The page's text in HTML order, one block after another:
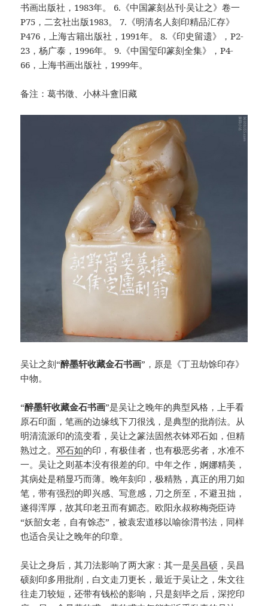
书画出版社，1983年。 6.《中国篆刻丛刊·吴让之》卷一
P75，二玄社出版1983。 7.《明清名人刻印精品汇存》
P476，上海古籍出版社，1991年。 8.《印史留遗》，P2-
23，杨广泰，1996年。 9.《中国玺印篆刻全集》，P4-
66，上海书画出版社，1999年。
备注：葛书徵、小林斗盦旧藏
吴让之刻“醉墨轩收藏金石书画”，原是《丁丑劫馀印存》
中物。
“醉墨轩收藏金石书画”是吴让之晚年的典型风格，上手看
原石印面，笔画的边缘线下刀很浅，是典型的批削法。从
明清流派印的流变看，吴让之篆法固然衣钵邓石如，但精
熟过之。邓石如的印，有极佳者，也有极恶劣者，水准不
一。吴让之则基本没有很差的印。中年之作，婀娜精美，
其病处是稍显巧而薄。晚年刻印，极精熟，真正的用刀如
笔，带有强烈的即兴感、写意感，刀之所至，不避丑拙，
遂得浑厚，故其印老丑而有媚态。欧阳永叔称梅尧臣诗
“妖韶女老，自有馀态”，被袁宏道移以喻徐渭书法，同样
也适合吴让之晚年的印章。
吴让之身后，其刀法影响了两大家：其一是吴昌硕 ，吴昌
硕刻印多用批削，白文走刀更长，最近于吴让之，朱文往
往走刀较短，还带有钱松的影响，只是刻毕之后，深挖印